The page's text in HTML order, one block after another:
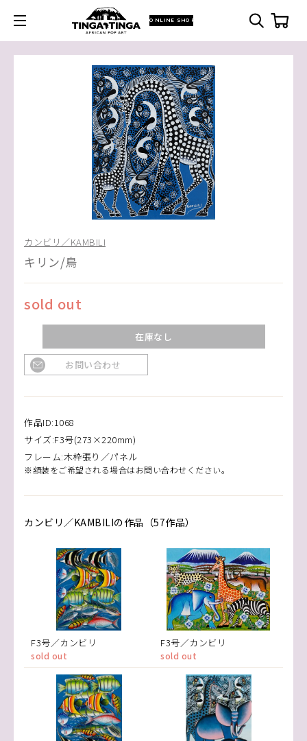
ONLINE SHOP
カンビリ／KAMBILI
キリン/鳥
sold out
在庫なし
お問い合わせ
作品ID:1068
サイズ:F3号(273×220mm)
フレーム:木枠張り／パネル
※額装をご希望される場合はお問い合わせください。
カンビリ／KAMBILIの作品（57作品）
F3号／カンビリ
sold out
F3号／カンビリ
sold out